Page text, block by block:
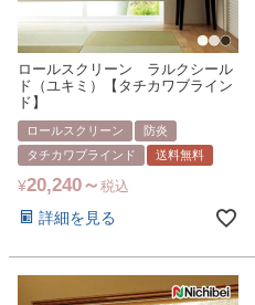
ロールスクリーン ラルクシール
ド（ユキミ）【タチカワブライン
ド】
ロールスクリーン
防炎
タチカワブラインド
送料無料
¥20,240 税込
詳細を見る